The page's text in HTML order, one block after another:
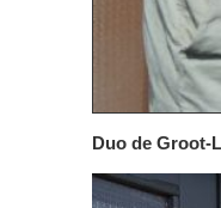
Duo de Groot-